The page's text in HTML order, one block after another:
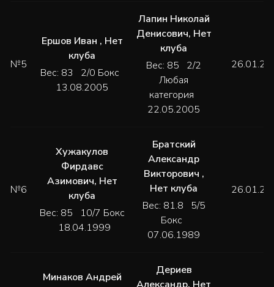
№5
Ершов Иван , Нет
клуба
Вес: 83 2/0 Бокс
13.08.2005
Лапин Николай
Денисович, Нет
клуба
Вес: 85 2/2
Любая
категория
22.05.2005
№6
Хужакулов
Фирдавс
Азимович, Нет
клуба
Вес: 85 10/7 Бокс
18.04.1999
Братский
Александр
Викторович ,
Нет клуба
Вес: 81.8 5/5
Бокс
07.06.1989
Минаков Андрей
Дериев